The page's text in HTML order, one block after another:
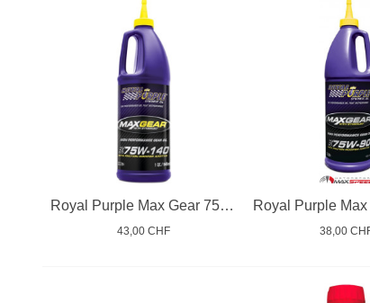
Royal Purple Max Gear 75W140
43,00 CHF 38,00